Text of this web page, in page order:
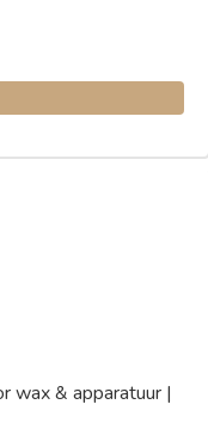
wax & apparatuur |